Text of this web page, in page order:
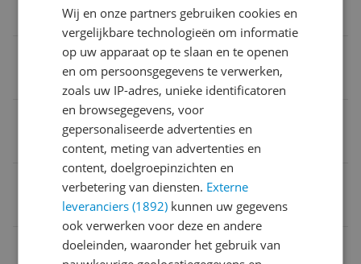
Ingebouwd
Stroomvoorziening
Maximale speeltijd
CE markering
Verpakking breedte
Wij en onze partners gebruiken cookies en
vergelijkbare technologieën om informatie
op uw apparaat op te slaan en te openen
en om persoonsgegevens te verwerken,
zoals uw IP-adres, unieke identificatoren
en browsegegevens, voor
gepersonaliseerde advertenties en
content, meting van advertenties en
content, doelgroepinzichten en
verbetering van diensten. Externe
leveranciers (1892) kunnen uw gegevens
ook verwerken voor deze en andere
doeleinden, waaronder het gebruik van